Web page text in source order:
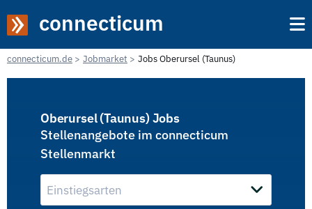
connecticum
connecticum.de Jobmarket Jobs Oberursel (Taunus)
Oberursel (Taunus) Jobs
Stellenangebote im connecticum
Stellenmarkt
Einstiegsarten